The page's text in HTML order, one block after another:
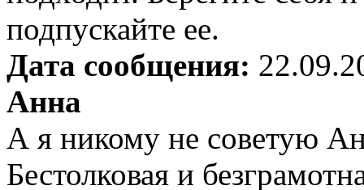
подпускайте ее.
Дата сообщения:
Анна
А я никому не советую
Бестолковая и